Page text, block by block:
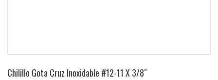
Chilillo Gota Cruz Inoxidable #12-11 X 3/8″